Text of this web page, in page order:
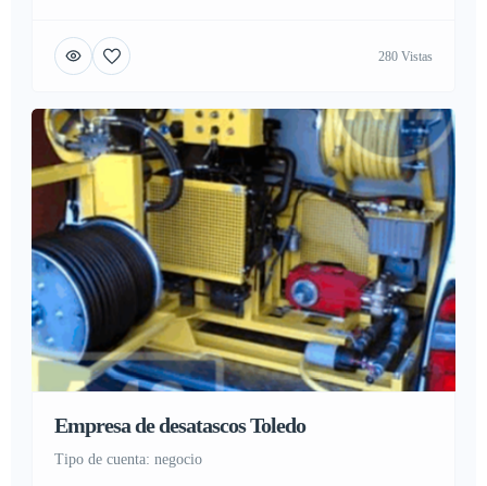
Recogida y apilado de restos vegetales
terrenos para invierno o temporada de incendios
Trabajo
trabajo: A Coruña ciudad, Oleiros, […]
280 Vistas
Empresa de desatascos Toledo
tipo de cuenta: negocio